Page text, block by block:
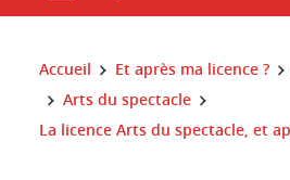
Vous êtes ici :
Accueil Et après ma licence ?
Arts du spectacle
La licence Arts du spectacle, et